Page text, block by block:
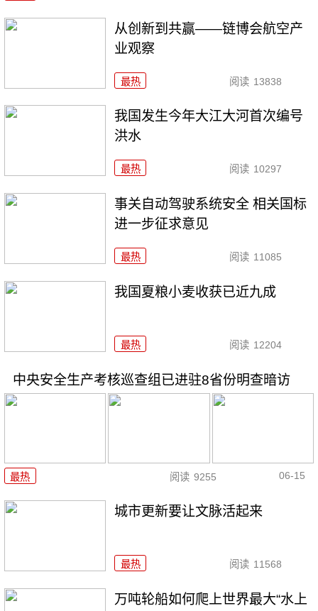
从创新到共赢——链博会航空产
业观察
最热 阅读 13838
我国发生今年大江大河首次编号
洪水
最热 阅读 10297
事关自动驾驶系统安全 相关国标
进一步征求意见
最热 阅读 11085
我国夏粮小麦收获已近九成
最热 阅读 12204
中央安全生产考核巡查组已进驻8省份明查暗访
最热 阅读 9255 06-15
城市更新要让文脉活起来
最热 阅读 11568
万吨轮船如何爬上世界最大“水上